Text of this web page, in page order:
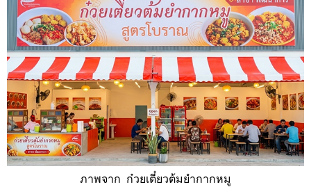
ภาพจาก ก๋วยเตี๋ยวต้มยำกากหมู